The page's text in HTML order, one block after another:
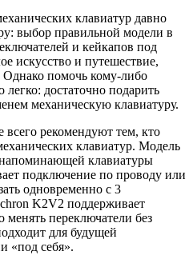
клавиатур давно
выбор правильной модели в
и кейкапов под
искусство и путешествие,
Однако помочь кому-либо
достаточно подарить
механическую клавиатуру.
рекомендуют тем, кто
клавиатур. Модель
напоминающей клавиатуры
подключение по проводу или
одновременно с 3
K2V2 поддерживает
менять переключатели без
для будущей
«под себя».